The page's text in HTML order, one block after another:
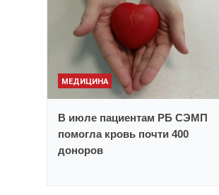
МЕДИЦИНА
В июле пациентам РБ СЭМП
помогла кровь почти 400
доноров